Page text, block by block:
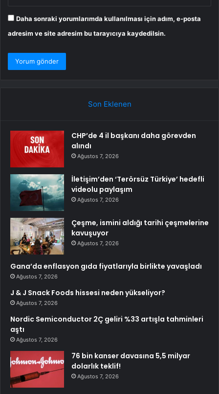
Daha sonraki yorumlarımda kullanılması için adım, e-posta
adresim ve site adresim bu tarayıcıya kaydedilsin.
Son Eklenen
CHP’de 4 il başkanı daha görevden
alındı
Ağustos 7, 2026
İletişim’den ‘Terörsüz Türkiye’ hedefli
videolu paylaşım
Ağustos 7, 2026
Çeşme, ismini aldığı tarihi çeşmelerine
kavuşuyor
Ağustos 7, 2026
Gana’da enflasyon gıda fiyatlarıyla birlikte yavaşladı
Ağustos 7, 2026
J & J Snack Foods hissesi neden yükseliyor?
Ağustos 7, 2026
Nordic Semiconductor 2Ç geliri %33 artışla tahminleri
aştı
Ağustos 7, 2026
76 bin kanser davasına 5,5 milyar
dolarlık teklif!
Ağustos 7, 2026